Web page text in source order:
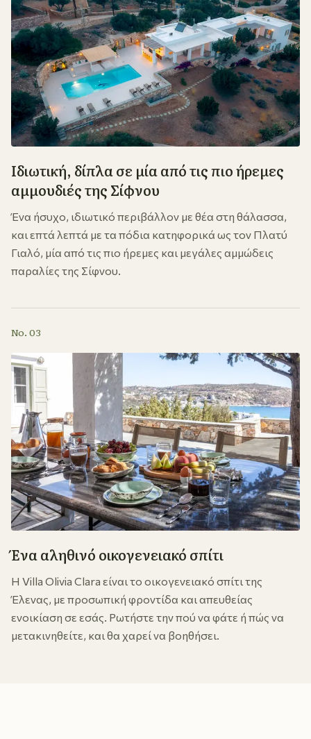
Ιδιωτική, δίπλα σε μία από τις πιο ήρεμες
αμμουδιές της Σίφνου
Ένα ήσυχο, ιδιωτικό περιβάλλον με θέα στη θάλασσα,
και επτά λεπτά με τα πόδια κατηφορικά ως τον Πλατύ
Γιαλό, μία από τις πιο ήρεμες και μεγάλες αμμώδεις
παραλίες της Σίφνου.
No. 03
Ένα αληθινό οικογενειακό σπίτι
Η Villa Olivia Clara είναι το οικογενειακό σπίτι της
Έλενας, με προσωπική φροντίδα και απευθείας
ενοικίαση σε εσάς. Ρωτήστε την πού να φάτε ή πώς να
μετακινηθείτε, και θα χαρεί να βοηθήσει.